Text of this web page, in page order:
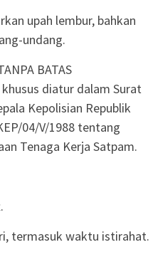
upah lembur, bahkan
undang.
BATAS
diatur dalam Surat
Kepolisian Republik
04/V/1988 tentang
Tenaga Kerja Satpam.
termasuk waktu istirahat.